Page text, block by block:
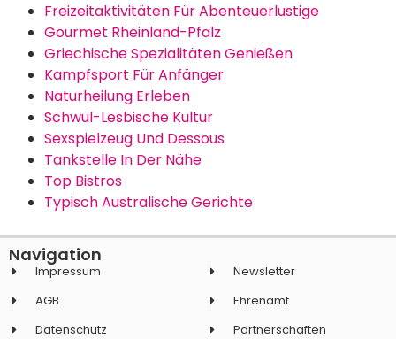
Freizeitaktivitäten Für Abenteuerlustige
Gourmet Rheinland-Pfalz
Griechische Spezialitäten Genießen
Kampfsport Für Anfänger
Naturheilung Erleben
Schwul-Lesbische Kultur
Sexspielzeug Und Dessous
Tankstelle In Der Nähe
Top Bistros
Typisch Australische Gerichte
Navigation
Impressum
AGB
Datenschutz
Newsletter
Ehrenamt
Partnerschaften